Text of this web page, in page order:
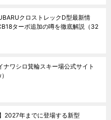
クロストレックD型最新情
ターボ追加の噂を徹底解説 （32
ナワシロ箕輪スキー場公式サイト
2027年までに登場する新型